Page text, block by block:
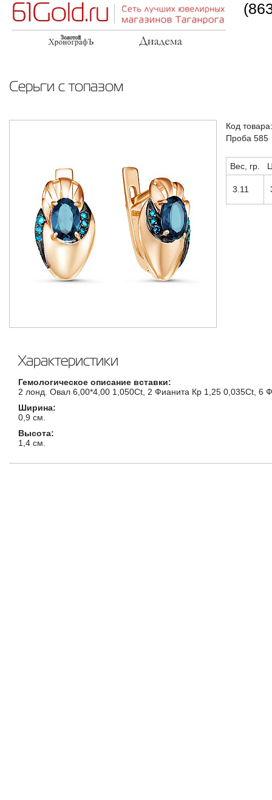
Серьги с топазом
Код
Проба 585
Вес, гр.
3.11
Характеристики
Гемологическое описание вставки:
2 лонд. Овал 6,00*4,00 1,050Ct, 2 Фианита Кр 1,25 0,035Ct, 6
Ширина:
0,9 см.
Высота:
1,4 см.